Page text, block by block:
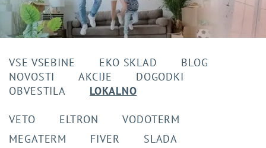
VSE VSEBINE EKO SKLAD
BLOG
NOVOSTI
AKCIJE
DOGODKI
OBVESTILA
LOKALNO
VETO ELTRON
VODOTERM
MEGATERM
FIVER
SLADA